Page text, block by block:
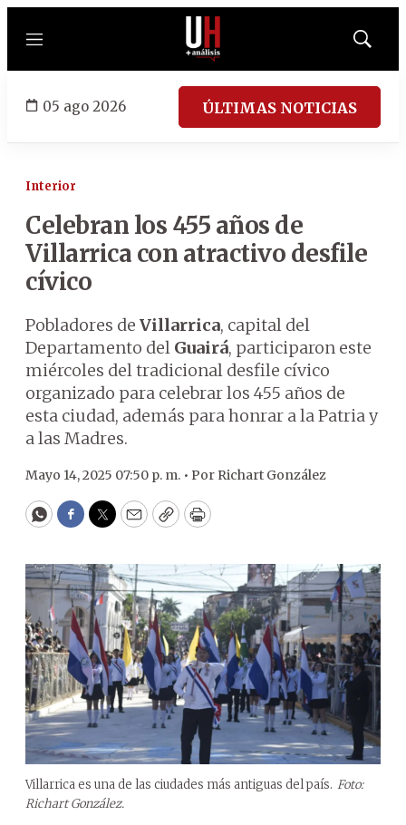
Menú
Mostrar
05 ago 2026 ÚLTIMAS NOTICIAS
Interior
Celebran los 455 años de
Villarrica con atractivo desfile
cívico
Pobladores de Villarrica, capital del
Departamento del Guairá, participaron este
miércoles del tradicional desfile cívico
organizado para celebrar los 455 años de
esta ciudad, además para honrar a la Patria y
a las Madres.
Mayo 14, 2025 07:50 p. m. • Por Richart González
WhatsApp
Facebook
Twitter
EmailCopyPrint
Villarrica es una de las ciudades más antiguas del país. Foto:
Richart González.